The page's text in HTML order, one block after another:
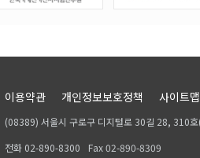
이용약관 개인정보보호정책 사이트맵
(08389) 서울시 구로구 디지털로 30길 28, 310
전화 02-890-8300
Fax 02-890-8309